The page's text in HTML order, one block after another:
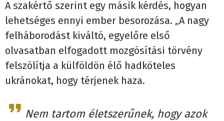
A szakértő szerint egy másik kérdés, hogyan
lehetséges ennyi ember besorozása. „A nagy
felháborodást kiváltó, egyelőre első
olvasatban elfogadott mozgósítási törvény
felszólítja a külföldön élő hadköteles
ukránokat, hogy térjenek haza.
Nem tartom életszerűnek, hogy azok